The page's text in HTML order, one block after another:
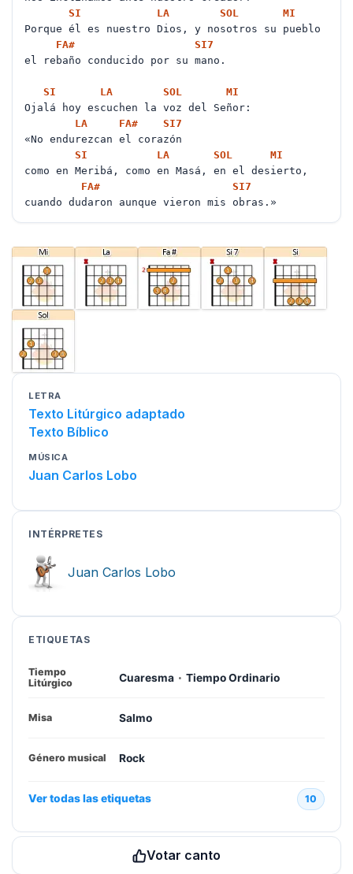
SI
LA SOL
MI
Porque él es nuestro Dios, y nosotros su pueblo
FA#
SI7
el rebaño conducido por su mano.
SI LA SOL
MI
Ojalá hoy escuchen la voz del Señor:
LA
FA# SI7
«No endurezcan el corazón
SI
LA SOL
MI
como en Meribá, como en Masá, en el desierto,
FA#
SI7
cuando dudaron aunque vieron mis obras.»
LETRA
Texto Litúrgico adaptado
Texto Bíblico
MÚSICA
Juan Carlos Lobo
INTÉRPRETES
Juan Carlos Lobo
ETIQUETAS
Tiempo
Litúrgico
Cuaresma · Tiempo Ordinario
Misa Salmo
Género musical Rock
Ver todas las etiquetas 10
Votar canto